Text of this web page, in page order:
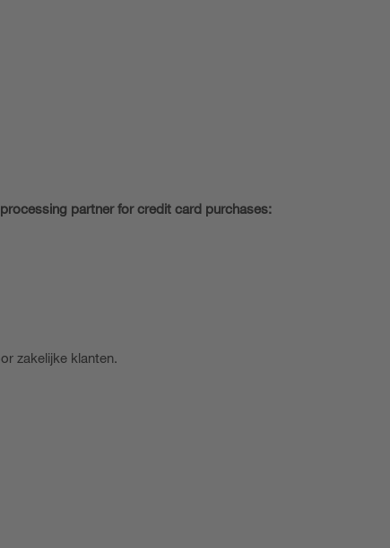
partner for credit card purchases:
zakelijke klanten.